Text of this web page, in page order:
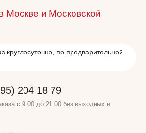
Москве и Московской
круглосуточно, по предварительной
204 18 79
с 9:00 до 21:00 без выходных и